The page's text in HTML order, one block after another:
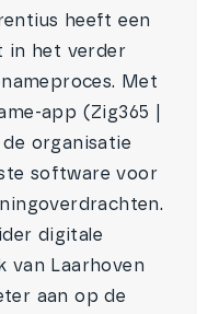
heeft een
in het verder
Met
app (Zig365 |
organisatie
software voor
digitale
van Laarhoven
aan op de